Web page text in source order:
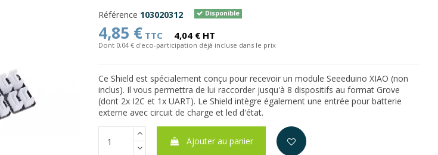
Référence 103020312 Disponible
4,85 € TTC 4,04 € HT
Dont 0,04 € d'eco-participation déjà incluse dans le prix
Ce Shield est spécialement conçu pour recevoir un module Seeeduino XIAO (non
inclus). Il vous permettra de lui raccorder jusqu'à 8 dispositifs au format Grove
(dont 2x I2C et 1x UART). Le Shield intègre également une entrée pour batterie
externe avec circuit de charge et led d'état.
Ajouter au panier